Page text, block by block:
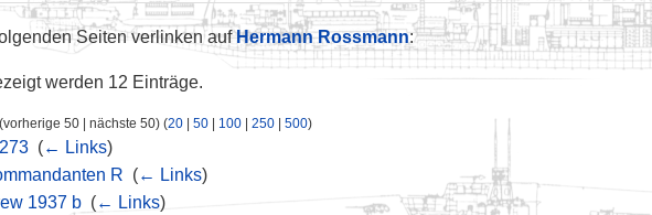
Seiten verlinken aufHermann Rossmann:
werden 12 Einträge.
50 | nächste 50) (20 |50 100 |250 |500)
‎ (← Links)
R (← Links)
1937 b‎ (← Links)